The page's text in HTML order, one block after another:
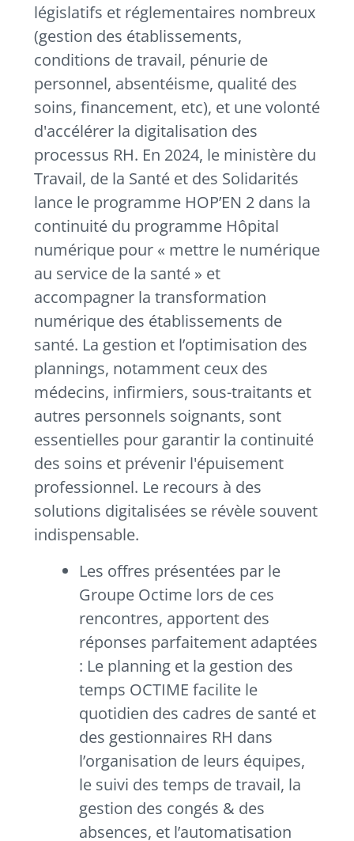
législatifs et réglementaires nombreux
(gestion des établissements,
conditions de travail, pénurie de
personnel, absentéisme, qualité des
soins, financement, etc), et une volonté
d'accélérer la digitalisation des
processus RH. En 2024, le ministère du
Travail, de la Santé et des Solidarités
lance le programme HOP’EN 2 dans la
continuité du programme Hôpital
numérique pour « mettre le numérique
au service de la santé » et
accompagner la transformation
numérique des établissements de
santé. La gestion et l’optimisation des
plannings, notamment ceux des
médecins, infirmiers, sous-traitants et
autres personnels soignants, sont
essentielles pour garantir la continuité
des soins et prévenir l'épuisement
professionnel. Le recours à des
solutions digitalisées se révèle souvent
indispensable.
Les offres présentées par le
Groupe Octime lors de ces
rencontres, apportent des
réponses parfaitement adaptées
: Le planning et la gestion des
temps OCTIME facilite le
quotidien des cadres de santé et
des gestionnaires RH dans
l’organisation de leurs équipes,
le suivi des temps de travail, la
gestion des congés & des
absences, et l’automatisation